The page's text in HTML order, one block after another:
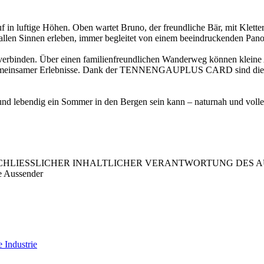
luftige Höhen. Oben wartet Bruno, der freundliche Bär, mit
Sinnen erleben, immer begleitet von einem beeindruckenden
Über einen familienfreundlichen Wanderweg können
Erlebnisse. Dank der TENNENGAUPLUS CARD sind
lebendig ein Sommer in den Bergen sein kann – naturnah und
INHALTLICHER VERANTWORTUNG DES
Industrie